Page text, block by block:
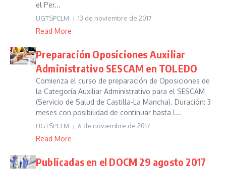
el Per...
UGTSPCLM 13 de noviembre de 2017
Read More
Preparación Oposiciones Auxiliar
Administrativo SESCAM en TOLEDO
Comienza el curso de preparación de Oposiciones de
la Categoría Auxiliar Administrativo para el SESCAM
(Servicio de Salud de Castilla-La Mancha). Duración: 3
meses con posibilidad de continuar hasta l...
UGTSPCLM 6 de noviembre de 2017
Read More
Publicadas en el DOCM 29 agosto 2017